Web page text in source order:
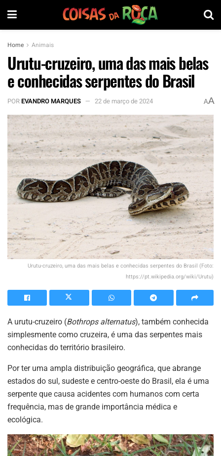
Home Animais
Urutu-cruzeiro, uma das mais belas
e conhecidas serpentes do Brasil
POREVANDRO MARQUES 22 de março de 2024 AA
Urutu-cruzeiro, uma das mais belas e conhecidas serpentes do Brasil (Foto:
https://pt.wikipedia.org/wiki/Urutu)
A urutu-cruzeiro (Bothrops alternatus), também conhecida
simplesmente como cruzeira, é uma das serpentes mais
conhecidas do território brasileiro.
Por ter uma ampla distribuição geográfica, que abrange
estados do sul, sudeste e centro-oeste do Brasil, ela é uma
serpente que causa acidentes com humanos com certa
frequência, mas de grande importância médica e
ecológica.